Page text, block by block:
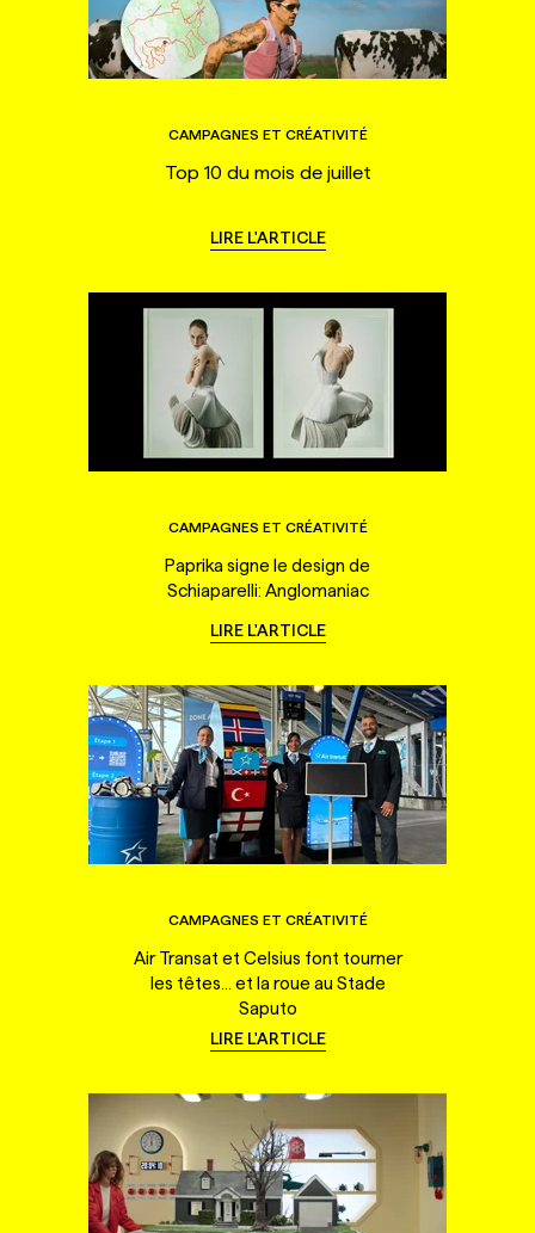
CAMPAGNES ET CRÉATIVITÉ
Top 10 du mois de juillet
LIRE L'ARTICLE
CAMPAGNES ET CRÉATIVITÉ
Paprika signe le design de
Schiaparelli: Anglomaniac
LIRE L'ARTICLE
CAMPAGNES ET CRÉATIVITÉ
Air Transat et Celsius font tourner
les têtes... et la roue au Stade
Saputo
LIRE L'ARTICLE